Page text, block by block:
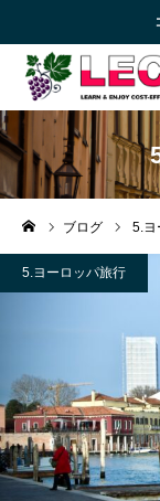
ブログ 5.ヨ
5.ヨーロッパ旅行
ログイ
アカデミック英語
無料会員向けコン
ブログ 一覧
お問い合わせ
よくあるご質問